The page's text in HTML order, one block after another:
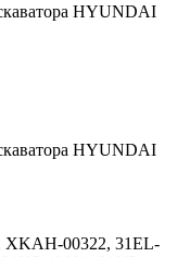
HYUNDAI
HYUNDAI
XKAH-00322, 31EL-